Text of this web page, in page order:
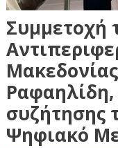
Συμμετοχή
συζήτησης
Ψηφιακό